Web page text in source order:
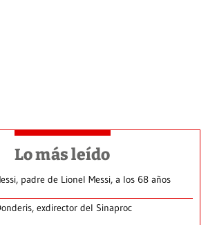
Lo más leído
padre de Lionel Messi, a los 68 años
exdirector del Sinaproc